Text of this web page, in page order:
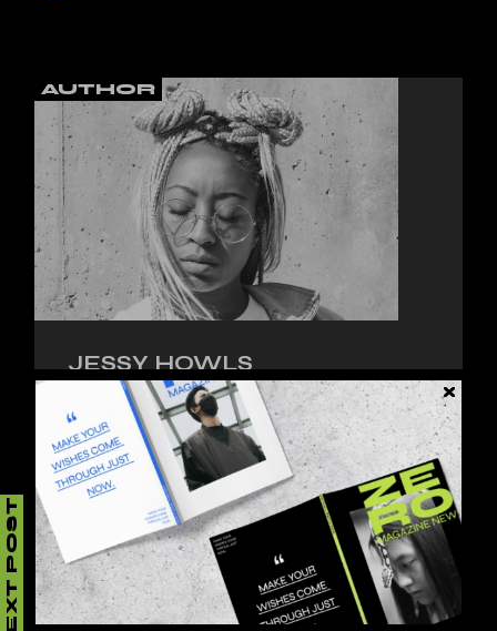
AUTHOR
JESSY HOWLS
Lorem ipsum dolor sit amet, consectetur
adipiscing elit, sed do eiusmod tempor inci.
NEXT POST LEAVE A REPLY